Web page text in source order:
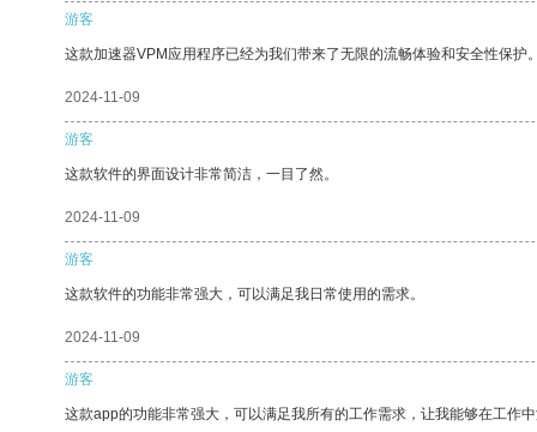
游客
这款加速器VPM应用程序已经为我们带来了无限的流畅体验和安全性保护
2024-11-09
游客
这款软件的界面设计非常简洁，一目了然。
2024-11-09
游客
这款软件的功能非常强大，可以满足我日常使用的需求。
2024-11-09
游客
这款app的功能非常强大，可以满足我所有的工作需求，让我能够在工作